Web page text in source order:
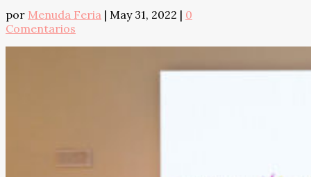
por Menuda Feria | May 31, 2022 | 0
Comentarios